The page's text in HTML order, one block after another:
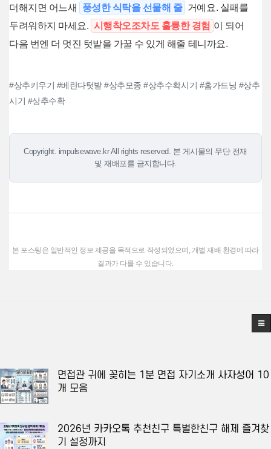
더해지면 어느새
풍성한 식탁을 선물해 줄 거예요. 실패를
두려워하지 마세요. 시행착오조차도 훌륭한 경험 이 되어
다음 번엔 더 멋진 텃밭을 가꿀 수 있게 해줄 테니까요.
#상추키우기 #베란다텃밭 #상추모종 #상추수확시기 #홈가드닝 #상추
시기 #상추수확
Copyright. impulsewave.kr All rights reserved. 본 게시물의 무단 전재
및 재배포를 금지합니다.
본 포스팅은 일반적인 정보 제공을 목적으로 작성되었으며, 개별 재배 환경에 따라
결과가 다를 수 있습니다.
면접관 귀에 꽂히는 1분 면접 자기소개 사자성어 10
개 모음
2026년 카카오톡 추천친구 특별한친구 해제 즐겨찾
기 설정까지